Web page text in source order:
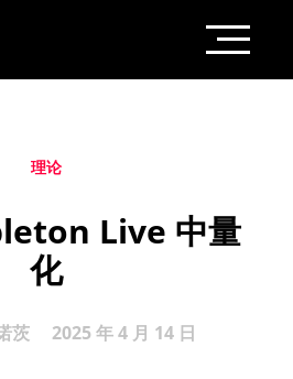
理论
Live 中量
化
茨 2025 年 4 月 14 日